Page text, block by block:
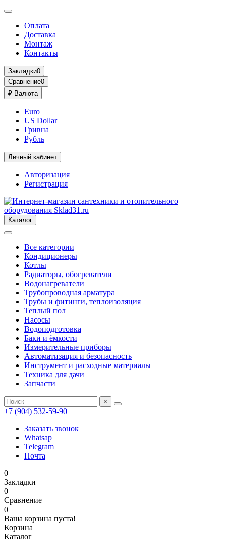
Оплата
Доставка
Монтаж
Контакты
Закладки0
Сравнение0
₽ Валюта
Euro
US Dollar
Гривна
Рубль
Личный кабинет
Авторизация
Регистрация
Каталог
Все категории
Кондиционеры
Котлы
Радиаторы, обогреватели
Водонагреватели
Трубопроводная арматура
Трубы и фитинги, теплоизоляция
Теплый пол
Насосы
Водоподготовка
Баки и ёмкости
Измерительные приборы
Автоматизация и безопасность
Инструмент и расходные материалы
Техника для дачи
Запчасти
×
+7 (904) 532-59-90
Заказать звонок
Whatsap
Telegram
Почта
0
Закладки
0
Сравнение
0
Ваша корзина пуста!
Корзина
Каталог